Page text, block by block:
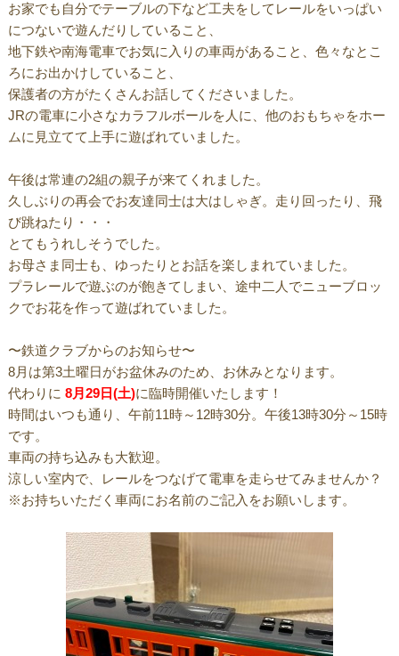
お家でも自分でテーブルの下など工夫をしてレールをいっぱい
につないで遊んだりしていること、
地下鉄や南海電車でお気に入りの車両があること、色々なとこ
ろにお出かけしていること、
保護者の方がたくさんお話してくださいました。
JRの電車に小さなカラフルボールを人に、他のおもちゃをホー
ムに見立てて上手に遊ばれていました。
午後は常連の2組の親子が来てくれました。
久しぶりの再会でお友達同士は大はしゃぎ。走り回ったり、飛
び跳ねたり・・・
とてもうれしそうでした。
お母さま同士も、ゆったりとお話を楽しまれていました。
プラレールで遊ぶのが飽きてしまい、途中二人でニューブロッ
クでお花を作って遊ばれていました。
〜鉄道クラブからのお知らせ〜
8月は第3土曜日がお盆休みのため、お休みとなります。
代わりに 8月29日(土)に臨時開催いたします！
時間はいつも通り、午前11時～12時30分。午後13時30分～15時
です。
車両の持ち込みも大歓迎。
涼しい室内で、レールをつなげて電車を走らせてみませんか？
※お持ちいただく車両にお名前のご記入をお願いします。